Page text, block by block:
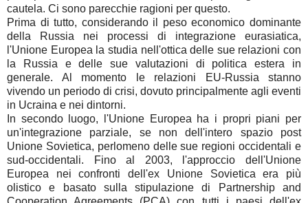
cautela. Ci sono parecchie ragioni per questo.
Prima di tutto, considerando il peso economico dominante
della Russia nei processi di integrazione eurasiatica,
l'Unione Europea la studia nell'ottica delle sue relazioni con
la Russia e delle sue valutazioni di politica estera in
generale. Al momento le relazioni EU-Russia stanno
vivendo un periodo di crisi, dovuto principalmente agli eventi
in Ucraina e nei dintorni.
In secondo luogo, l'Unione Europea ha i propri piani per
un'integrazione parziale, se non dell'intero spazio post
Unione Sovietica, perlomeno delle sue regioni occidentali e
sud-occidentali. Fino al 2003, l'approccio dell'Unione
Europea nei confronti dell'ex Unione Sovietica era più
olistico e basato sulla stipulazione di Partnership and